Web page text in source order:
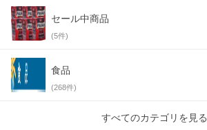
セール中商品
(5件)
食品
(268件)
すべてのカテゴリを見る